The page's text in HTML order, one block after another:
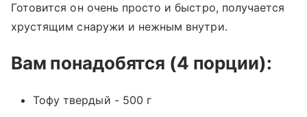
Готовится он очень просто и быстро, получается
хрустящим снаружи и нежным внутри.
Вам понадобятся (4 порции):
Тофу твердый - 500 г